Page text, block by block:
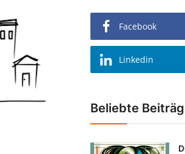
Facebook
Linkedin
Beliebte